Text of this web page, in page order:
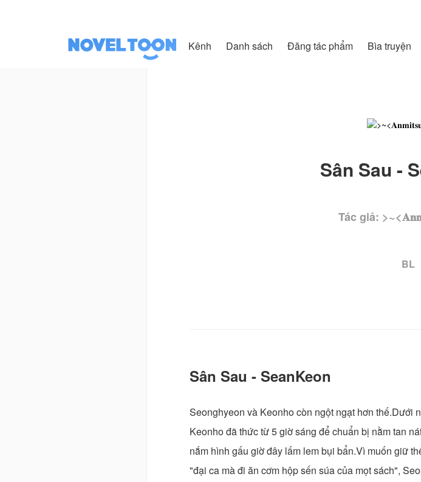
Kênh Danh sách Đăng tác phẩm Bìa truyện
Sân Sau -
Tác giả:
BL
Sân Sau - SeanKeon
Seonghyeon và Keonho còn ngột ngạt hơn
Keonho đã thức từ 5 giờ sáng để chuẩn bị nằm tan
nắm hình gấu giờ đây lấm lem bụi bẩn.Vì muốn giữ
"đại ca mà đi ăn cơm hộp sến súa của mọt sách",